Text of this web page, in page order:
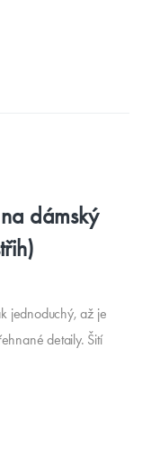
dámský
jednoduchý, až je
detaily. Šití